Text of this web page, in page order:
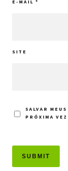
E-MAIL *
SITE
SALVAR
PRÓXIMA